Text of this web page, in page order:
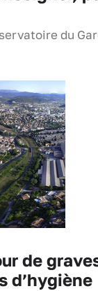
du
de
d’hygiène